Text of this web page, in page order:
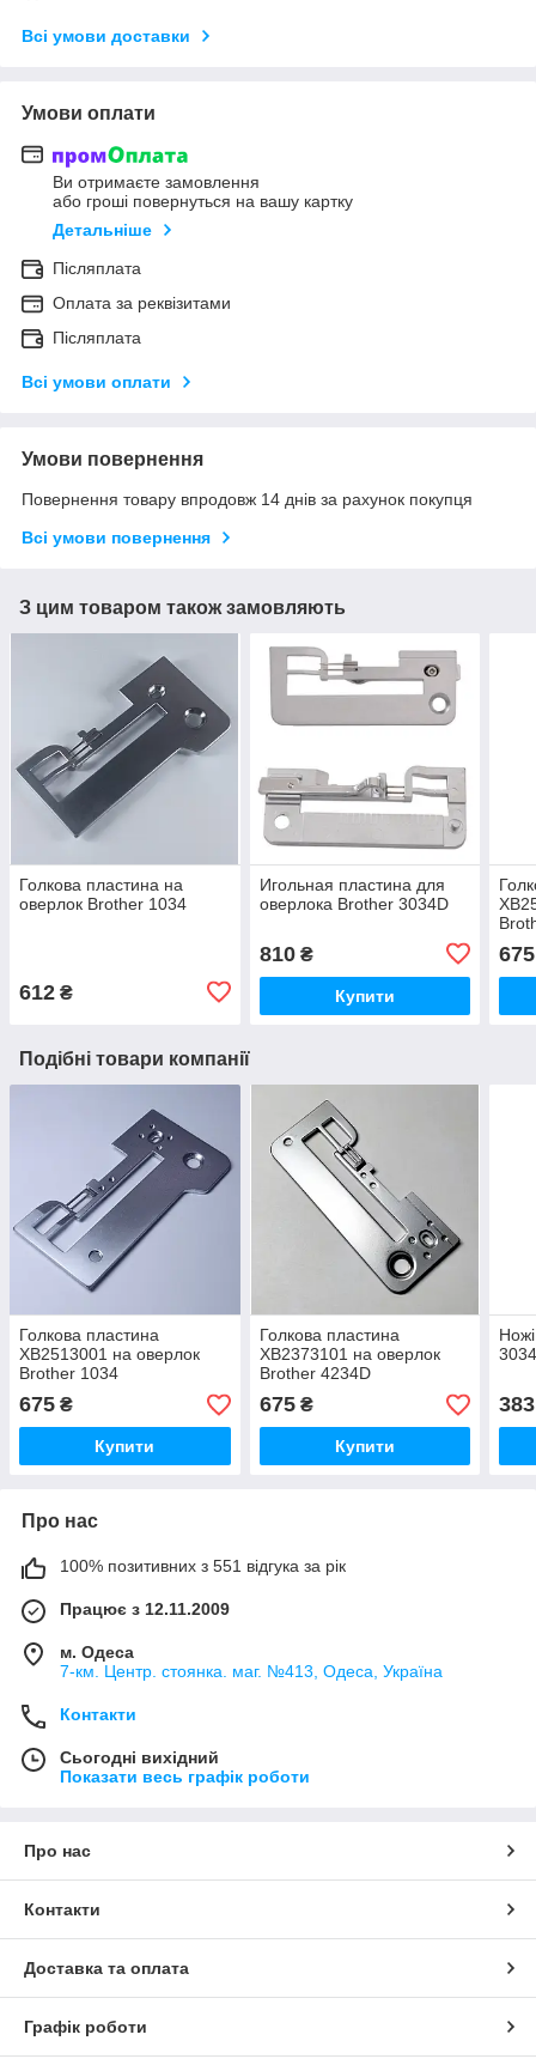
Всі умови доставки
Умови оплати
Ви отримаєте замовлення
або гроші повернуться на вашу картку
Детальніше
Післяплата
Оплата за реквізитами
Післяплата
Всі умови оплати
Умови повернення
Повернення товару впродовж 14 днів за рахунок покупця
Всі умови повернення
З цим товаром також замовляють
Голкова пластина на
оверлок Brother 1034
612 ₴
Игольная пластина для
оверлока Brother 3034D
810₴
Купити
675
Подібні товари компанії
Голкова пластина
XB2513001 на оверлок
Brother 1034
675 ₴
Купити
Голкова пластина
XB2373101 на оверлок
Brother 4234D
675₴
Купити
383
Про нас
100% позитивних з 551 відгука за рік
Працює з 12.11.2009
м. Одеса
7-км. Центр. стоянка. маг. №413, Одеса, Україна
Контакти
Сьогодні вихідний
Показати весь графік роботи
Про нас
Контакти
Доставка та оплата
Графік роботи